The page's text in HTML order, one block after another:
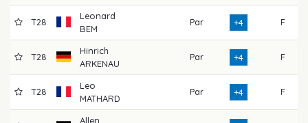
T28
Leonard
BEM
Par +4 F
T28
Hinrich
ARKENAU
Par +4 F
T28
Leo
MATHARD
Par +4 F
Allen